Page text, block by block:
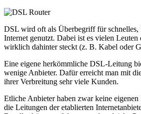
DSL wird oft als Überbegriff für schnelles,
Internet genutzt. Dabei ist es vielen
wirklich dahinter steckt (z. B. Kabel oder
Eine eigene herkömmliche DSL-Leitung
wenige Anbieter. Dafür erreicht man mit
ihrer Verbreitung sehr viele Kunden.
Etliche Anbieter haben zwar keine
die Leitungen der etablierten